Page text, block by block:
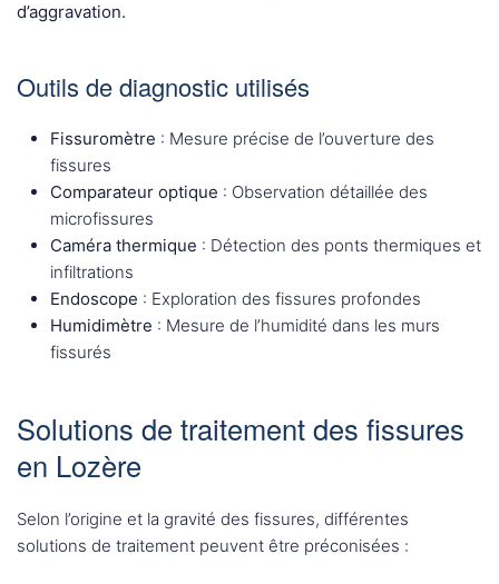
d’aggravation.
Outils de diagnostic utilisés
Fissuromètre : Mesure précise de l’ouverture des
fissures
Comparateur optique : Observation détaillée des
microfissures
Caméra thermique : Détection des ponts thermiques et
infiltrations
Endoscope : Exploration des fissures profondes
Humidimètre : Mesure de l’humidité dans les murs
fissurés
Solutions de traitement des fissures
en Lozère
Selon l’origine et la gravité des fissures, différentes
solutions de traitement peuvent être préconisées :